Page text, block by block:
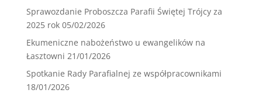
Sprawozdanie Proboszcza Parafii Świętej Trójcy za
2025 rok 05/02/2026
Ekumeniczne nabożeństwo u ewangelików na
Łasztowni 21/01/2026
Spotkanie Rady Parafialnej ze współpracownikami
18/01/2026